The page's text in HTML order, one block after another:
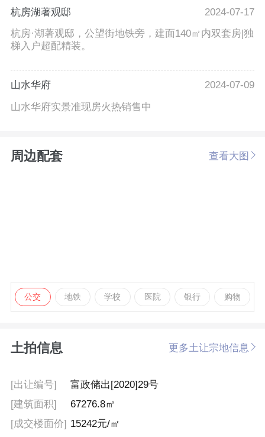
杭房湖著观邸
2024-07-17
杭房·湖著观邸，公望街地铁旁，建面140㎡内双套房|独
梯入户超配精装。
山水华府
2024-07-09
山水华府实景准现房火热销售中
周边配套 查看大图
公交 地铁 学校 医院 银行 购物
土拍信息 更多土让宗地信息
[出让编号]
富政储出[2020]29号
[建筑面积]
67276.8㎡
[成交楼面价] 15242元/㎡